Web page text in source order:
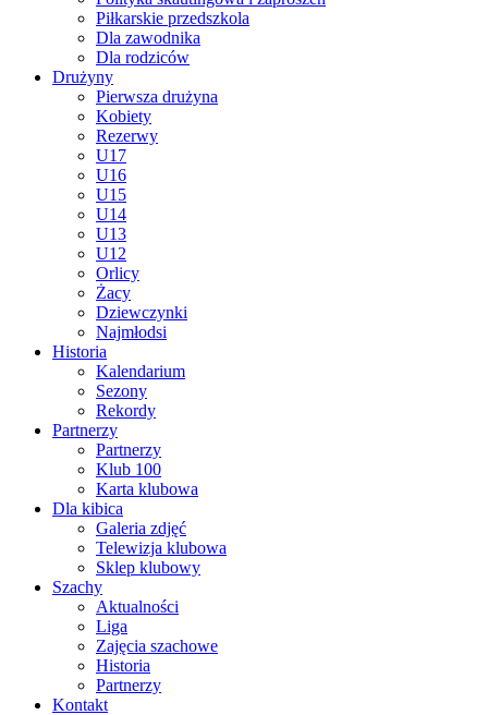
Piłkarskie przedszkola
Dla zawodnika
Dla rodziców
Drużyny
Pierwsza drużyna
Kobiety
Rezerwy
U17
U16
U15
U14
U13
U12
Orlicy
Żacy
Dziewczynki
Najmłodsi
Historia
Kalendarium
Sezony
Rekordy
Partnerzy
Partnerzy
Klub 100
Karta klubowa
Dla kibica
Galeria zdjęć
Telewizja klubowa
Sklep klubowy
Szachy
Aktualności
Liga
Zajęcia szachowe
Historia
Partnerzy
Kontakt